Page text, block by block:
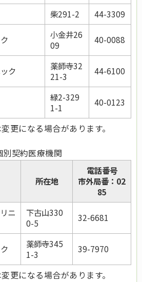
柴291-2 44-3309
小金井26
09
40-0088
ク
薬師寺32
21-3
44-6100
緑2-329
1-1
40-0123
更になる場合があります。
別契約医療機関
所在地
電話番号
市外局番：02
85
ニ
下古山330
0-5
32-6681
薬師寺345
1-3
39-7970
更になる場合があります。